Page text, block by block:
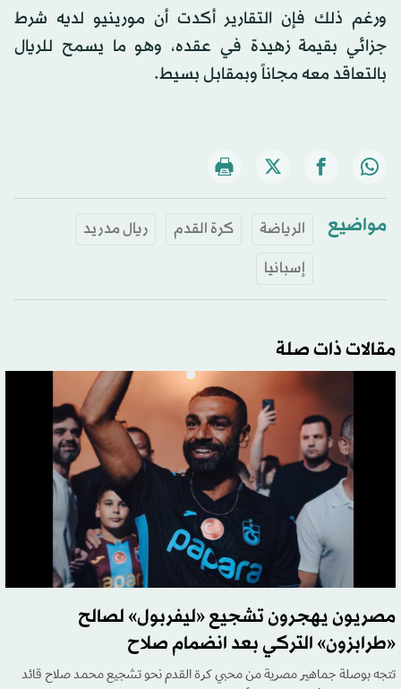
ورغم ذلك فإن التقارير أكدت أن مورينيو لديه شرط
جزائي بقيمة زهيدة في عقده، وهو ما يسمح للريال
بالتعاقد معه مجاناً وبمقابل بسيط.
مواضيع الرياضة كرة القدم
ريال مدريد
إسبانيا
مقالات ذات صلة
مصريون يهجرون تشجيع «ليفربول» لصالح
«طرابزون» التركي بعد انضمام صلاح
تتجه بوصلة جماهير مصرية من محبي كرة القدم نحو تشجيع محمد صلاح قائد